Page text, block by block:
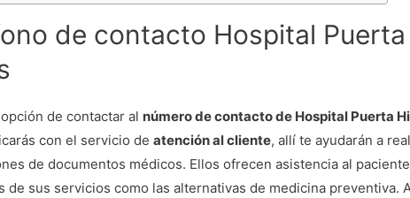
de contacto Hospital
de contactar al número de contacto de Hospital Puerta
con el servicio deatención al cliente, allí te ayudarán a
de documentos médicos. Ellos ofrecen asistencia al
de sus servicios como las alternativas de medicina preventiva.